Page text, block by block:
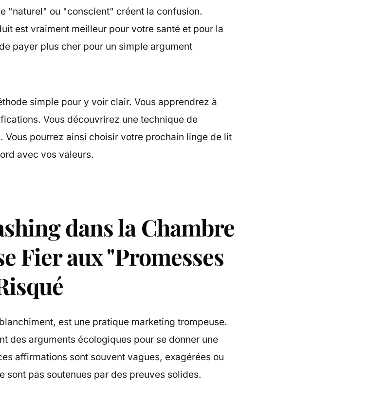
"naturel" ou "conscient" créent la confusion.
est vraiment meilleur pour votre santé et pour la
payer plus cher pour un simple argument
simple pour y voir clair. Vous apprendrez à
Vous découvrirez une technique de
Vous pourrez ainsi choisir votre prochain linge de lit
avec vos valeurs.
dans la Chambre
Fier aux "Promesses
est une pratique marketing trompeuse.
des arguments écologiques pour se donner une
affirmations sont souvent vagues, exagérées ou
sont pas soutenues par des preuves solides.